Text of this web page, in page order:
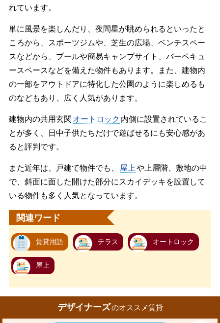
れています。
単に風景を楽しんだり、夜間星が眺められるといったと
ころから、スポーツジムや、芝生の広場、ベンチスペー
スなどから、プールや簡易キャンプサイト、バーベキュ
ースペースなどを備えた物件もあります。また、建物内
の一部をアウトドアに特化した公園のように楽しめるも
のなどもあり、広く人気があります。
建物内の共用玄関 オートロック 内側に設置されているこ
とが多く、日中子供たちだけで遊ばせるにも安心感があ
ると評判です。
また近年は、戸建て物件でも、 屋上 や上層階、敷地の中
で、斜面に面した開けた部分にスカイデッキを設置して
いる物件も多く人気となっています。
関連ワード
賃貸用語 テラス オートロック
屋上
デザイナーズのオススメ賃貸